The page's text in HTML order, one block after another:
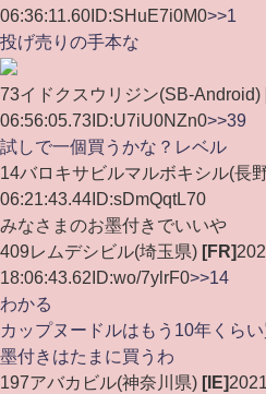
06:36:11.60ID:SHuE7i0M0>>1
投げ売りの手本な
73イドクスウリジン(SB-Android)
06:56:05.73 ID:U7iU0NZn0>>39
試しで一個買うかな？レベル
14バロキサビルマルボキシル(長
06:21:43.44ID:sDmQqtL70
みなさまのお墨付きでいいや
409レムデシビル(埼玉県) [FR]
18:06:43.62 ID:wo/7ylrF0>>14
わかる
カップヌードルはもう10年くら
墨付きはたまに買うわ
197アバカビル(神奈川県) [IE]